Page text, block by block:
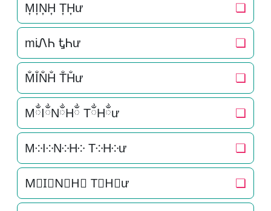
M͎I͎N͎H͎ T͎H͎ư ❏
miᏁᏂ ᎿᏂư ❏
M̐I̐N̐H̐ T̐H̐ư ❏
MྂIྂNྂHྂ TྂHྂư ❏
M༶I༶N༶H༶ T༶H༶ư ❏
M⃕I⃕N⃕H⃕ T⃕H⃕ư ❏